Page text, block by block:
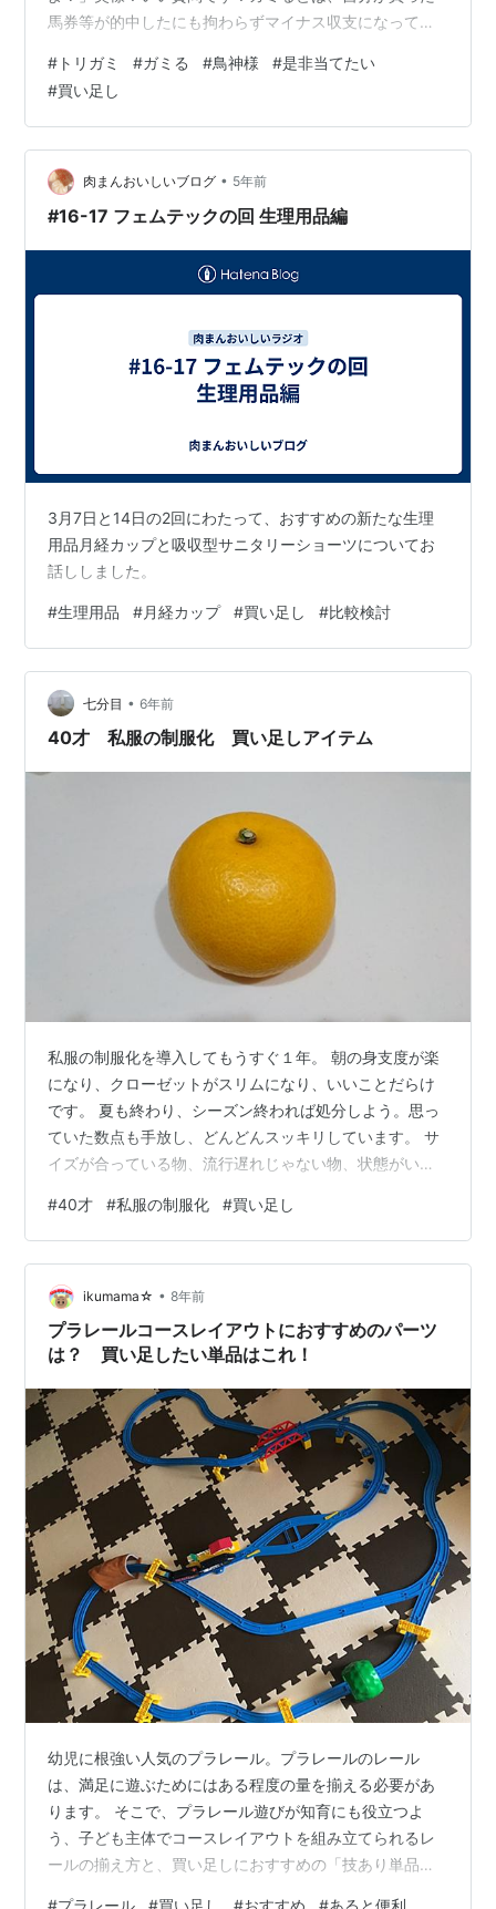
馬券等が的中したにも拘わらずマイナス収支になってし
『トリガミ』とも言うそうです。 僕が馬券を買うと『ト
リガミ』か、それに近い状態になります。かなりの確率
での『トリガミ』ですから、トリガミ様！と呼ばれても
良いのではないでしょうか？僕は鳥神で～す祈りなさぁ
～い！ なぜ『トリガミ』になってしまうのか？自分でも
よく分かっているんですよ😓 例えば、①番…
# トリガミ #ガミる #鳥神様 #是非当てたい
#買い足し
肉まんおいしいブログ • 5年前
#16-17 フェムテックの回 生理用品編
3月7日と14日の2回にわたって、おすすめの新たな生理
用品月経カップと吸収型サニタリーショーツについてお
話ししました。
#生理用品 #月経カップ #買い足し #比較検討
七分目 • 6年前
40才 私服の制服化 買い足しアイテム
私服の制服化を導入してもうすぐ１年。 朝の身支度が楽
になり、クローゼットがスリムになり、いいことだらけ
です。 夏も終わり、シーズン終われば処分しよう。思っ
ていた数点も手放し、どんどんスッキリしています。 サ
イズが合っている物、流行遅れじゃない物、状態がいい
なってきました。 洋服断捨離を始めて２年？確実に手放
し力、上がっています。 nanawarigobu.hatenablog.com
手放した分、手持ちアイテムに不足感が。 満を持しての
新作投入、ワンピースを二枚。 ワンピース、いいです。
組み合わせを考えなくていい。 体型カバーになる。 夏は
涼…
#40才 #私服の制服化 #買い足し
ikumama☆ • 8年前
プラレールコースレイアウトにおすすめのパーツ
は？ 買い足したい単品はこれ！
幼児に根強い人気のプラレール。プラレールのレール
は、満足に遊ぶためにはある程度の量を揃える必要があ
ります。 そこで、プラレール遊びが知育にも役立つよ
う、子ども主体でコースレイアウトを組み立てられるレ
ールの揃え方と、買い足しにおすすめの「技あり単品」
#プラレール #買い足し #おすすめ #あると便利